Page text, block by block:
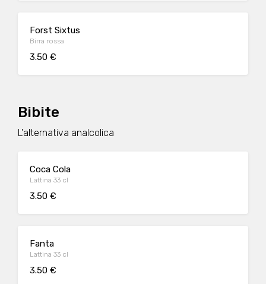
Forst Sixtus
Birra rossa
3.50 €
Bibite
L'alternativa analcolica
Coca Cola
Lattina 33 cl
3.50 €
Fanta
Lattina 33 cl
3.50 €